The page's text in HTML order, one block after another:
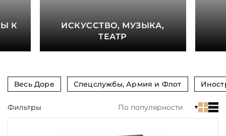
К
ИСКУССТВО, МУЗЫКА,
ТЕАТР
Весь Доре Спецслужбы, Армия и Флот
Язык
Обрез
Тиснение
Фильтры По популярности